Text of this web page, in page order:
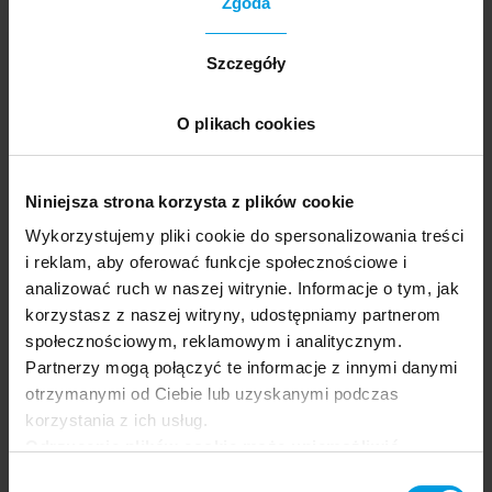
Szczegóły
O plikach cookies
Niniejsza strona korzysta z plików cookie
Wykorzystujemy pliki cookie do spersonalizowania treści
i reklam, aby oferować funkcje społecznościowe i
analizować ruch w naszej witrynie. Informacje o tym, jak
korzystasz z naszej witryny, udostępniamy partnerom
społecznościowym, reklamowym i analitycznym.
Partnerzy mogą połączyć te informacje z innymi danymi
otrzymanymi od Ciebie lub uzyskanymi podczas
korzystania z ich usług.
Od kilkunastu lat zdobywa doświadczenie w
międzynarodowych firmach o różnorodnych
kulturach organizacyjnych takich jak Sygnity,
Skanska, ERGO, Avia Prime czy Volvo.
Osoby eksperckie